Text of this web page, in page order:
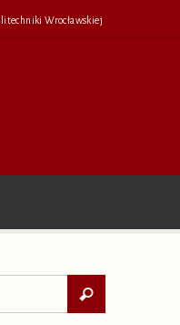
Wrocławskiej
dla:
Szukaj